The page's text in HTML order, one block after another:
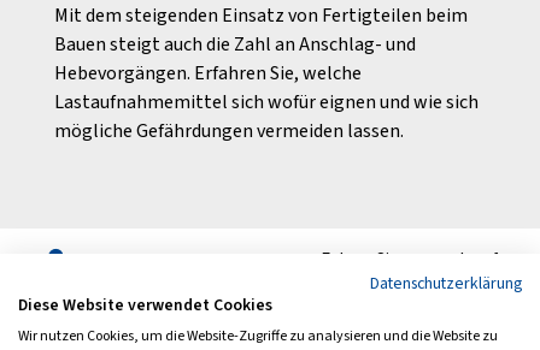
Mit dem steigenden Einsatz von Fertigteilen beim
Bauen steigt auch die Zahl an Anschlag- und
Hebevorgängen. Erfahren Sie, welche
Lastaufnahmemittel sich wofür eignen und wie sich
mögliche Gefährdungen vermeiden lassen.
Folgen Sie uns auch auf
Datenschutzerklärung
Diese Website verwendet Cookies
Wir nutzen Cookies, um die Website-Zugriffe zu analysieren und die Website zu